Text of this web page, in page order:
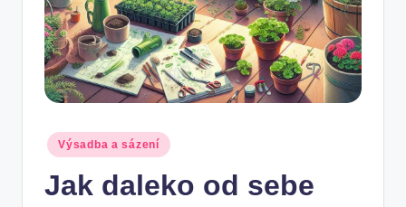
Posted
in
Výsadba a sázení
Jak daleko od sebe